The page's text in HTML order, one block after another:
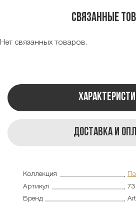
Связанные
Нет связанных товаров.
Доставка и
Коллекция
Артикул
Бренд